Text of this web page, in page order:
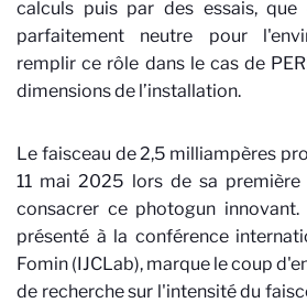
calculs puis par des essais,
parfaitement neutre pour
remplir ce rôle dans le cas de
dimensions de l’installation.
Le faisceau de 2,5 milliampères
11 mai 2025 lors de sa
consacrer ce photogun
présenté à la conférence
Fomin (IJCLab), marque le coup
de recherche sur l'intensité du